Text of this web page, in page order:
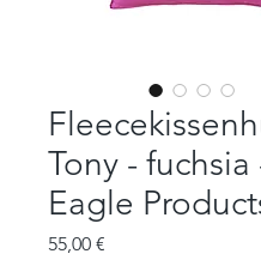
Tony - fuchsia
Eagle
55,00 €